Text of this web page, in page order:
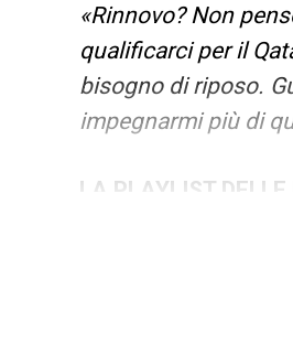
«Rinnovo? Non
qualificarci per il
bisogno di riposo.
impegnarmi più di
LA PLAYLIST